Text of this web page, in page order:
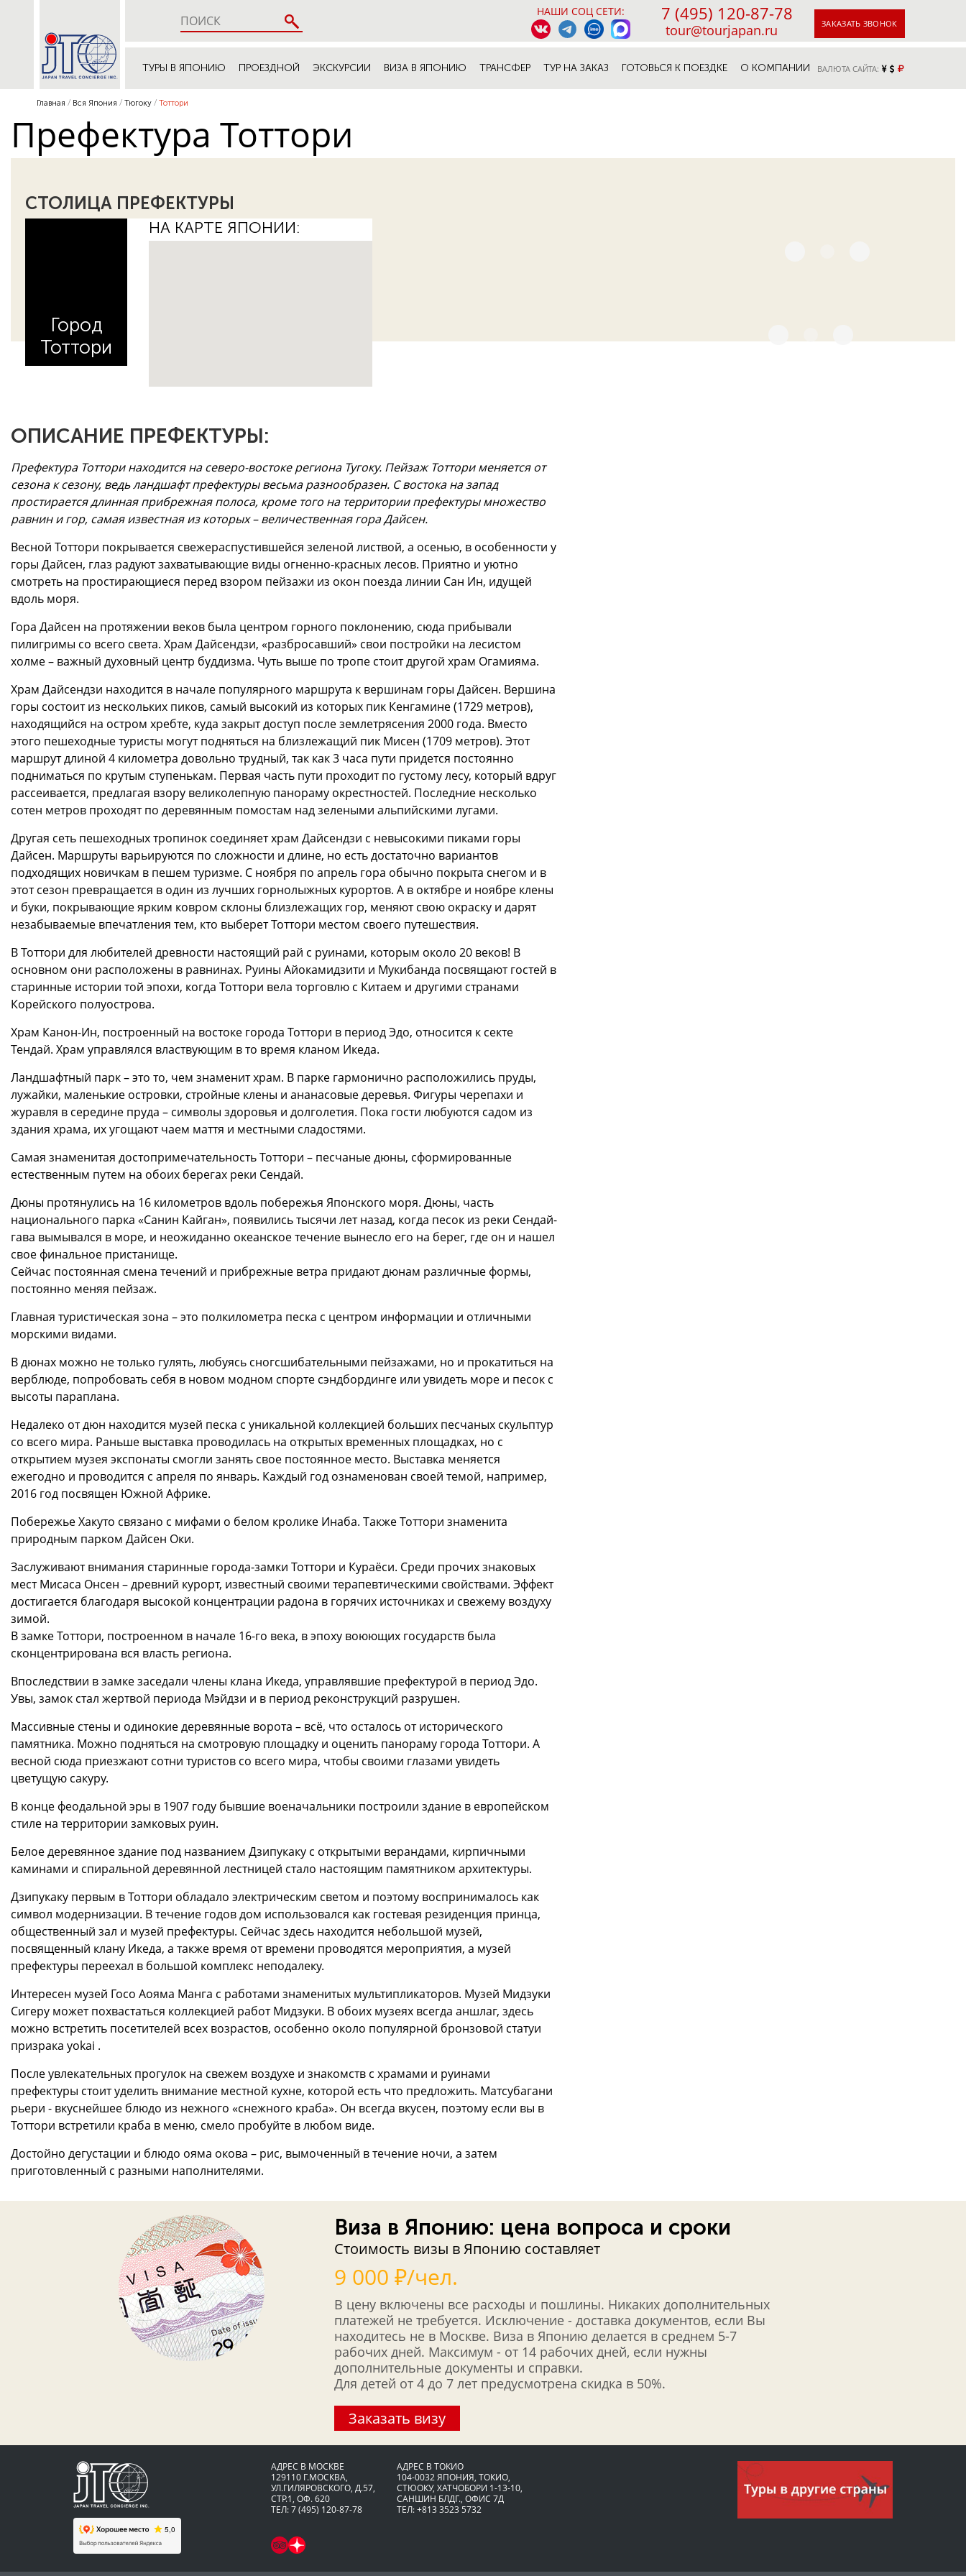
НАШИ СОЦ СЕТИ: 7 (495) 120-87-78
tour@tourjapan.ru ЗАКАЗАТЬ ЗВОНОК
ТУРЫ В ЯПОНИЮ ПРОЕЗДНОЙ ЭКСКУРСИИ ВИЗА В ЯПОНИЮ ТРАНСФЕР ТУР НА ЗАКАЗ ГОТОВЬСЯ К ПОЕЗДКЕ О КОМПАНИИ ВАЛЮТА САЙТА:
Главная Вся Япония Тюгоку Тоттори
Префектура Тоттори
СТОЛИЦА ПРЕФЕКТУРЫ
Город
Тоттори
НА КАРТЕ ЯПОНИИ:
ОПИСАНИЕ ПРЕФЕКТУРЫ:
Префектура Тоттори находится на северо-востоке региона Тугоку. Пейзаж Тоттори меняется от
сезона к сезону, ведь ландшафт префектуры весьма разнообразен. С востока на запад
простирается длинная прибрежная полоса, кроме того на территории префектуры множество
равнин и гор, самая известная из которых – величественная гора Дайсен.
Весной Тоттори покрывается свежераспустившейся зеленой листвой, а осенью, в особенности у
горы Дайсен, глаз радуют захватывающие виды огненно-красных лесов. Приятно и уютно
смотреть на простирающиеся перед взором пейзажи из окон поезда линии Сан Ин, идущей
вдоль моря.
Гора Дайсен на протяжении веков была центром горного поклонению, сюда прибывали
пилигримы со всего света. Храм Дайсендзи, «разбросавший» свои постройки на лесистом
холме – важный духовный центр буддизма. Чуть выше по тропе стоит другой храм Огамияма.
Храм Дайсендзи находится в начале популярного маршрута к вершинам горы Дайсен. Вершина
горы состоит из нескольких пиков, самый высокий из которых пик Кенгамине (1729 метров),
находящийся на остром хребте, куда закрыт доступ после землетрясения 2000 года. Вместо
этого пешеходные туристы могут подняться на близлежащий пик Мисен (1709 метров). Этот
маршрут длиной 4 километра довольно трудный, так как 3 часа пути придется постоянно
подниматься по крутым ступенькам. Первая часть пути проходит по густому лесу, который вдруг
рассеивается, предлагая взору великолепную панораму окрестностей. Последние несколько
сотен метров проходят по деревянным помостам над зелеными альпийскими лугами.
Другая сеть пешеходных тропинок соединяет храм Дайсендзи с невысокими пиками горы
Дайсен. Маршруты варьируются по сложности и длине, но есть достаточно вариантов
подходящих новичкам в пешем туризме. С ноября по апрель гора обычно покрыта снегом и в
этот сезон превращается в один из лучших горнолыжных курортов. А в октябре и ноябре клены
и буки, покрывающие ярким ковром склоны близлежащих гор, меняют свою окраску и дарят
незабываемые впечатления тем, кто выберет Тоттори местом своего путешествия.
В Тоттори для любителей древности настоящий рай с руинами, которым около 20 веков! В
основном они расположены в равнинах. Руины Айокамидзити и Мукибанда посвящают гостей в
старинные истории той эпохи, когда Тоттори вела торговлю с Китаем и другими странами
Корейского полуострова.
Храм Канон-Ин, построенный на востоке города Тоттори в период Эдо, относится к секте
Тендай. Храм управлялся властвующим в то время кланом Икеда.
Ландшафтный парк – это то, чем знаменит храм. В парке гармонично расположились пруды,
лужайки, маленькие островки, стройные клены и ананасовые деревья. Фигуры черепахи и
журавля в середине пруда – символы здоровья и долголетия. Пока гости любуются садом из
здания храма, их угощают чаем маття и местными сладостями.
Самая знаменитая достопримечательность Тоттори – песчаные дюны, сформированные
естественным путем на обоих берегах реки Сендай.
Дюны протянулись на 16 километров вдоль побережья Японского моря. Дюны, часть
национального парка «Санин Кайган», появились тысячи лет назад, когда песок из реки Сендай-
гава вымывался в море, и неожиданно океанское течение вынесло его на берег, где он и нашел
свое финальное пристанище.
Сейчас постоянная смена течений и прибрежные ветра придают дюнам различные формы,
постоянно меняя пейзаж.
Главная туристическая зона – это полкилометра песка с центром информации и отличными
морскими видами.
В дюнах можно не только гулять, любуясь сногсшибательными пейзажами, но и прокатиться на
верблюде, попробовать себя в новом модном спорте сэндбординге или увидеть море и песок с
высоты параплана.
Недалеко от дюн находится музей песка с уникальной коллекцией больших песчаных скульптур
со всего мира. Раньше выставка проводилась на открытых временных площадках, но с
открытием музея экспонаты смогли занять свое постоянное место. Выставка меняется
ежегодно и проводится с апреля по январь. Каждый год ознаменован своей темой, например,
2016 год посвящен Южной Африке.
Побережье Хакуто связано с мифами о белом кролике Инаба. Также Тоттори знаменита
природным парком Дайсен Оки.
Заслуживают внимания старинные города-замки Тоттори и Кураёси. Среди прочих знаковых
мест Мисаса Онсен – древний курорт, известный своими терапевтическими свойствами. Эффект
достигается благодаря высокой концентрации радона в горячих источниках и свежему воздуху
зимой.
В замке Тоттори, построенном в начале 16-го века, в эпоху воюющих государств была
сконцентрирована вся власть региона.
Впоследствии в замке заседали члены клана Икеда, управлявшие префектурой в период Эдо.
Увы, замок стал жертвой периода Мэйдзи и в период реконструкций разрушен.
Массивные стены и одинокие деревянные ворота – всё, что осталось от исторического
памятника. Можно подняться на смотровую площадку и оценить панораму города Тоттори. А
весной сюда приезжают сотни туристов со всего мира, чтобы своими глазами увидеть
цветущую сакуру.
В конце феодальной эры в 1907 году бывшие военачальники построили здание в европейском
стиле на территории замковых руин.
Белое деревянное здание под названием Дзипукаку с открытыми верандами, кирпичными
каминами и спиральной деревянной лестницей стало настоящим памятником архитектуры.
Дзипукаку первым в Тоттори обладало электрическим светом и поэтому воспринималось как
символ модернизации. В течение годов дом использовался как гостевая резиденция принца,
общественный зал и музей префектуры. Сейчас здесь находится небольшой музей,
посвященный клану Икеда, а также время от времени проводятся мероприятия, а музей
префектуры переехал в большой комплекс неподалеку.
Интересен музей Госо Аояма Манга с работами знаменитых мультипликаторов. Музей Мидзуки
Сигеру может похвастаться коллекцией работ Мидзуки. В обоих музеях всегда аншлаг, здесь
можно встретить посетителей всех возрастов, особенно около популярной бронзовой статуи
призрака yokai .
После увлекательных прогулок на свежем воздухе и знакомств с храмами и руинами
префектуры стоит уделить внимание местной кухне, которой есть что предложить. Матсубагани
рьери - вкуснейшее блюдо из нежного «снежного краба». Он всегда вкусен, поэтому если вы в
Тоттори встретили краба в меню, смело пробуйте в любом виде.
Достойно дегустации и блюдо ояма окова – рис, вымоченный в течение ночи, а затем
приготовленный с разными наполнителями.
Виза в Японию: цена вопроса и сроки
Стоимость визы в Японию составляет
9 000 ₽/чел.
В цену включены все расходы и пошлины. Никаких дополнительных
платежей не требуется. Исключение - доставка документов, если Вы
находитесь не в Москве. Виза в Японию делается в среднем 5-7
рабочих дней. Максимум - от 14 рабочих дней, если нужны
дополнительные документы и справки.
Для детей от 4 до 7 лет предусмотрена скидка в 50%.
Заказать визу
АДРЕС В МОСКВЕ
129110 Г.МОСКВА,
УЛ.ГИЛЯРОВСКОГО, Д.57,
СТР.1, ОФ. 620
ТЕЛ: 7 (495) 120-87-78
АДРЕС В ТОКИО
104-0032 ЯПОНИЯ, ТОКИО,
CТЮОКУ, ХАТЧОБОРИ 1-13-10,
САНШИН БЛДГ., ОФИС 7Д
ТЕЛ: +813 3523 5732